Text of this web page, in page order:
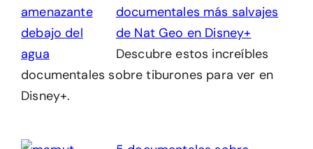
documentales más salvajes
de Nat Geo en Disney+
Descubre estos increíbles
documentales sobre tiburones para ver en
Disney+.